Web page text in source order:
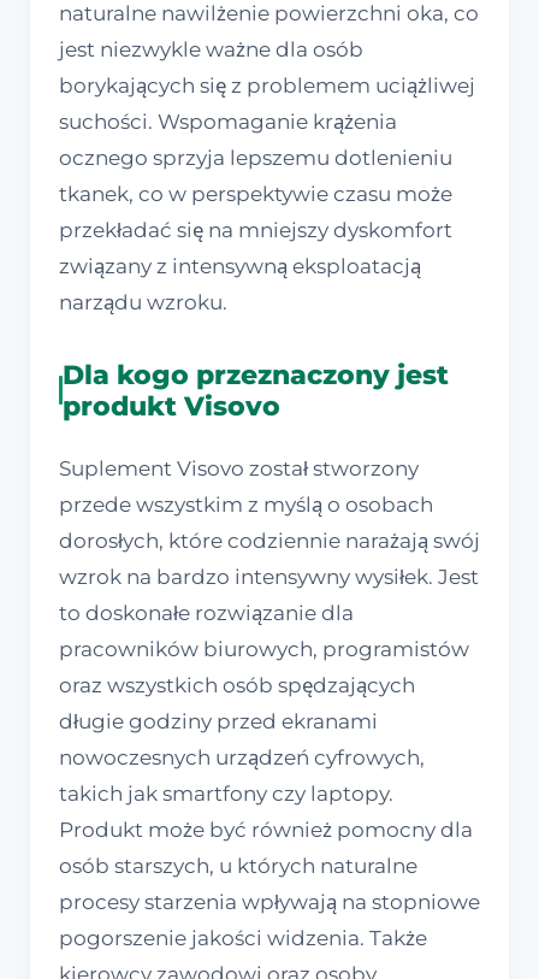
naturalne nawilżenie powierzchni oka, co
jest niezwykle ważne dla osób
borykających się z problemem uciążliwej
suchości. Wspomaganie krążenia
ocznego sprzyja lepszemu dotlenieniu
tkanek, co w perspektywie czasu może
przekładać się na mniejszy dyskomfort
związany z intensywną eksploatacją
narządu wzroku.
Dla kogo przeznaczony jest
produkt Visovo
Suplement Visovo został stworzony
przede wszystkim z myślą o osobach
dorosłych, które codziennie narażają swój
wzrok na bardzo intensywny wysiłek. Jest
to doskonałe rozwiązanie dla
pracowników biurowych, programistów
oraz wszystkich osób spędzających
długie godziny przed ekranami
nowoczesnych urządzeń cyfrowych,
takich jak smartfony czy laptopy.
Produkt może być również pomocny dla
osób starszych, u których naturalne
procesy starzenia wpływają na stopniowe
pogorszenie jakości widzenia. Także